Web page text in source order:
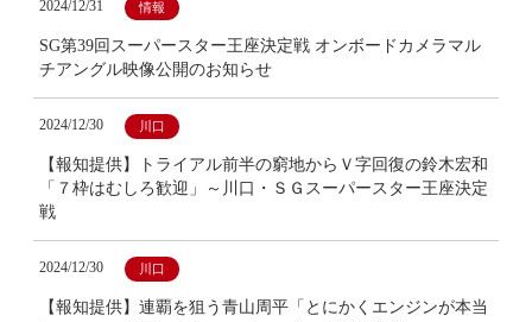
2024/12/31 情報
SG第39回スーパースター王座決定戦 オンボードカメラマル
チアングル映像公開のお知らせ
2024/12/30 川口
【報知提供】トライアル前半の窮地からＶ字回復の鈴木宏和
「７枠はむしろ歓迎」～川口・ＳＧスーパースター王座決定
戦
2024/12/30 川口
【報知提供】連覇を狙う青山周平「とにかくエンジンが本当